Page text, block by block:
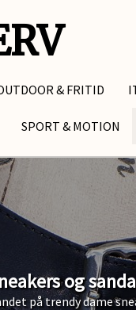
& FRITID
SPORT & MOTION
og
på trendy dame